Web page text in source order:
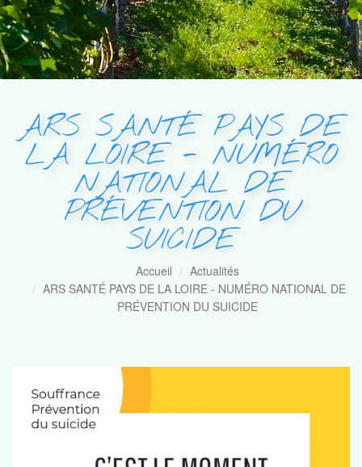
ARS SANTÉ PAYS DE
LA LOIRE - NUMÉRO
NATIONAL DE
PRÉVENTION DU
SUICIDE
Accueil
Actualités
ARS SANTÉ PAYS DE LA LOIRE - NUMÉRO NATIONAL DE
PRÉVENTION DU SUICIDE